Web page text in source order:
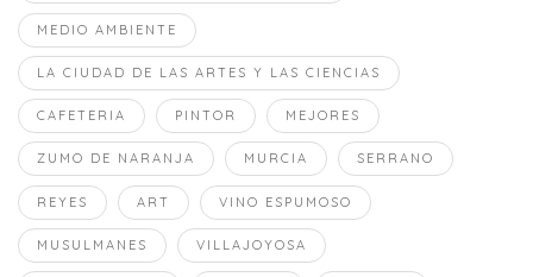
MEDIO AMBIENTE
LA CIUDAD DE LAS ARTES Y LAS CIENCIAS
CAFETERIA PINTOR MEJORES
ZUMO DE NARANJA MURCIA SERRANO
REYES ART VINO ESPUMOSO
MUSULMANES VILLAJOYOSA